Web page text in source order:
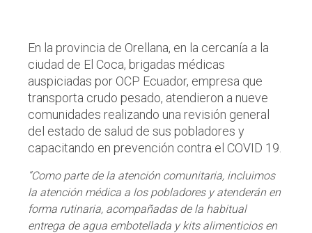
En la provincia de Orellana, en la cercanía a la
ciudad de El Coca, brigadas médicas
auspiciadas por OCP Ecuador, empresa que
transporta crudo pesado, atendieron a nueve
comunidades realizando una revisión general
del estado de salud de sus pobladores y
capacitando en prevención contra el COVID 19.
“Como parte de la atención comunitaria, incluimos
la atención médica a los pobladores y atenderán en
forma rutinaria, acompañadas de la habitual
entrega de agua embotellada y kits alimenticios en